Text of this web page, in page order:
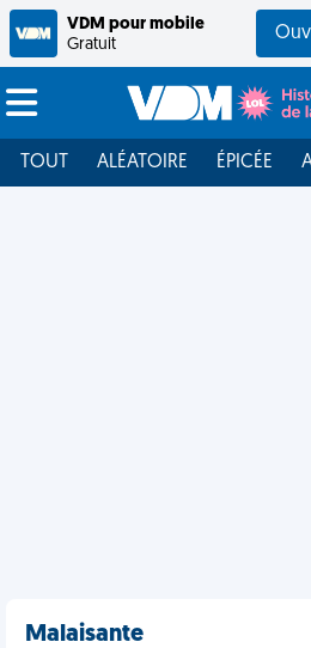
VDM pour mobile
Gratuit
TOUT ALÉATOIRE ÉPICÉE
Malaisante